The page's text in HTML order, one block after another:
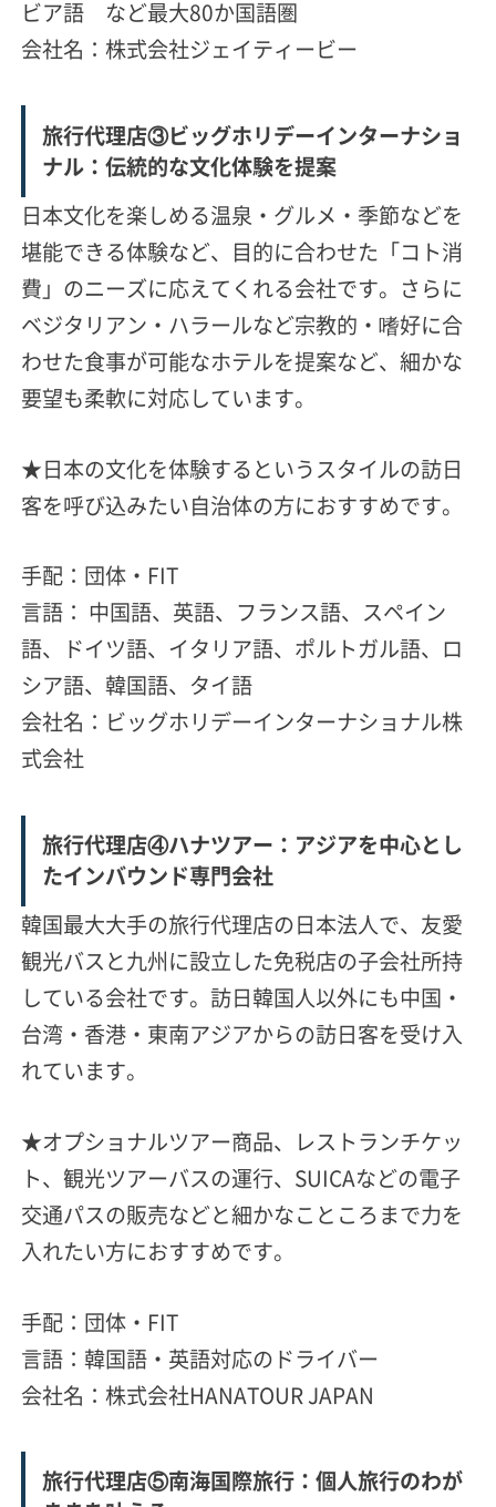
ビア語 など最大80か国語圏
会社名：株式会社ジェイティービー
旅行代理店③ビッグホリデーインターナショ
ナル：伝統的な文化体験を提案
日本文化を楽しめる温泉・グルメ・季節などを
堪能できる体験など、目的に合わせた「コト消
費」のニーズに応えてくれる会社です。さらに
ベジタリアン・ハラールなど宗教的・嗜好に合
わせた食事が可能なホテルを提案など、細かな
要望も柔軟に対応しています。
★日本の文化を体験するというスタイルの訪日
客を呼び込みたい自治体の方におすすめです。
手配：団体・FIT
言語： 中国語、英語、フランス語、スペイン
語、ドイツ語、イタリア語、ポルトガル語、ロ
シア語、韓国語、タイ語
会社名：ビッグホリデーインターナショナル株
式会社
旅行代理店④ハナツアー：アジアを中心とし
たインバウンド専門会社
韓国最大大手の旅行代理店の日本法人で、友愛
観光バスと九州に設立した免税店の子会社所持
している会社です。訪日韓国人以外にも中国・
台湾・香港・東南アジアからの訪日客を受け入
れています。
★オプショナルツアー商品、レストランチケッ
ト、観光ツアーバスの運行、SUICAなどの電子
交通パスの販売などと細かなこところまで力を
入れたい方におすすめです。
手配：団体・FIT
言語：韓国語・英語対応のドライバー
会社名：株式会社HANATOUR JAPAN
旅行代理店⑤南海国際旅行：個人旅行のわが